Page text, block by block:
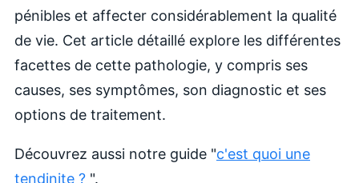
pénibles et affecter considérablement la qualité
de vie. Cet article détaillé explore les différentes
facettes de cette pathologie, y compris ses
causes, ses symptômes, son diagnostic et ses
options de traitement.
Découvrez aussi notre guide "c'est quoi une
tendinite ? ".